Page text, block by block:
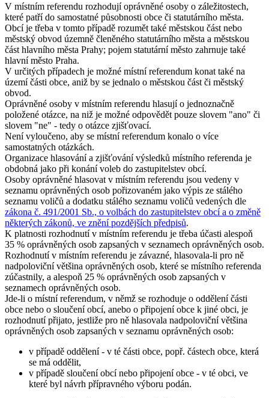
V místním referendu rozhodují oprávněné osoby o záležitostech,
které patří do samostatné působnosti obce či statutárního města.
Obcí je třeba v tomto případě rozumět také městskou část nebo
městský obvod územně členěného statutárního města a městskou
část hlavního města Prahy; pojem statutární město zahrnuje také
hlavní město Praha.
V určitých případech je možné místní referendum konat také na
území části obce, aniž by se jednalo o městskou část či městský
obvod.
Oprávněné osoby v místním referendu hlasují o jednoznačně
položené otázce, na niž je možné odpovědět pouze slovem "ano" či
slovem "ne" - tedy o otázce zjišťovací.
Není vyloučeno, aby se místní referendum konalo o více
samostatných otázkách.
Organizace hlasování a zjišťování výsledků místního referenda je
obdobná jako při konání voleb do zastupitelstev obcí.
Osoby oprávněné hlasovat v místním referendu jsou vedeny v
seznamu oprávněných osob pořizovaném jako výpis ze stálého
seznamu voličů a dodatku stálého seznamu voličů vedených dle
zákona č. 491/2001 Sb., o volbách do zastupitelstev obcí a o změně
některých zákonů, ve znění pozdějších předpisů.
K platnosti rozhodnutí v místním referendu je třeba účasti alespoň
35 % oprávněných osob zapsaných v seznamech oprávněných osob.
Rozhodnutí v místním referendu je závazné, hlasovala-li pro ně
nadpoloviční většina oprávněných osob, které se místního referenda
zúčastnily, a alespoň 25 % oprávněných osob zapsaných v
seznamech oprávněných osob.
Jde-li o místní referendum, v němž se rozhoduje o oddělení části
obce nebo o sloučení obcí, anebo o připojení obce k jiné obci, je
rozhodnutí přijato, jestliže pro ně hlasovala nadpoloviční většina
oprávněných osob zapsaných v seznamu oprávněných osob:
v případě oddělení - v té části obce, popř. částech obce, která
se má oddělit,
v případě sloučení obcí nebo připojení obce - v té obci, ve
které byl návrh přípravného výboru podán.